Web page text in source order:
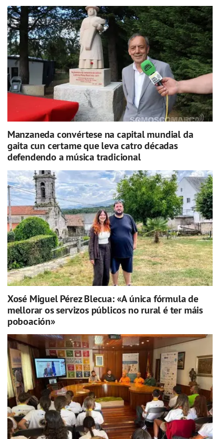
Manzaneda convértese na capital mundial da
gaita cun certame que leva catro décadas
defendendo a música tradicional
Xosé Miguel Pérez Blecua: «A única fórmula de
mellorar os servizos públicos no rural é ter máis
poboación»